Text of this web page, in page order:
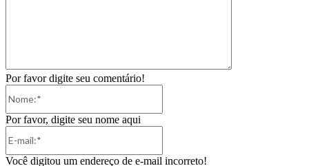
Por favor digite seu comentário!
Por favor, digite seu nome aqui
Você digitou um endereço de e-mail incorreto!